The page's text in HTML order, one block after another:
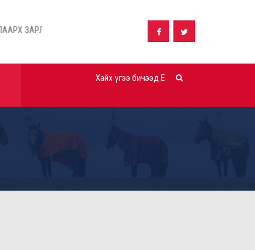
Дүүргийн орон нутгийн хөрөнгө оруулалтаар хэрэгжүүлэх: "...